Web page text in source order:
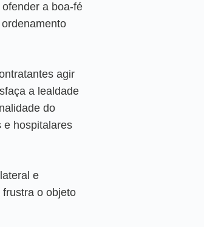
a boa-fé
agir
a lealdade
do
e hospitalares
e
o objeto